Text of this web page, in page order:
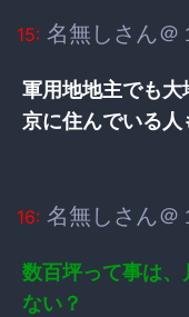
15: 名無しさん＠
軍用地地主でも
京に住んでいる人
16: 名無しさん＠
数百坪って事は
ない？